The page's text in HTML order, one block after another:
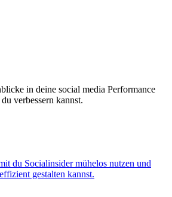
in deine social media Performance
verbessern kannst.
du Socialinsider mühelos nutzen und
gestalten kannst.